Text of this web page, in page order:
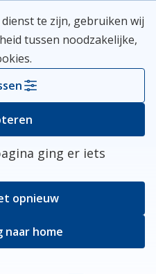
Open
ging er iets
opnieuw
naar home
te zijn, gebruiken wij
tussen noodzakelijke,